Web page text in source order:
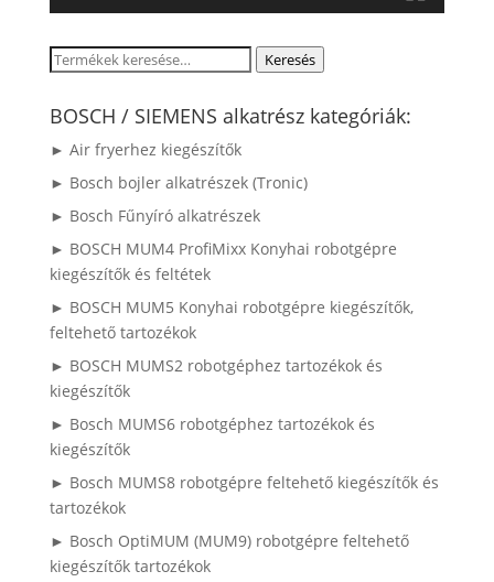
Keresés
következőre:
Keresés
BOSCH / SIEMENS alkatrész kategóriák:
► Air fryerhez kiegészítők
► Bosch bojler alkatrészek (Tronic)
► Bosch Fűnyíró alkatrészek
► BOSCH MUM4 ProfiMixx Konyhai robotgépre
kiegészítők és feltétek
► BOSCH MUM5 Konyhai robotgépre kiegészítők,
feltehető tartozékok
► BOSCH MUMS2 robotgéphez tartozékok és
kiegészítők
► Bosch MUMS6 robotgéphez tartozékok és
kiegészítők
► Bosch MUMS8 robotgépre feltehető kiegészítők és
tartozékok
► Bosch OptiMUM (MUM9) robotgépre feltehető
kiegészítők tartozékok